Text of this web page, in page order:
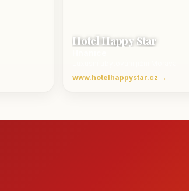
Hotel Happy Star
www.hotelhappystar.cz →